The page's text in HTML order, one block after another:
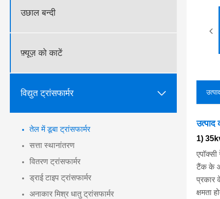
उछाल बन्दी
फ़्यूज़ को काटें
विद्युत ट्रांसफार्मर 
तेल में डूबा ट्रांसफार्मर
सत्ता स्थानांतरण
वितरण ट्रांसफार्मर
ड्राई टाइप ट्रांसफार्मर
अनाकार मिश्र धातु ट्रांसफार्मर
उत्पाद
1)
टैंक के
प्रकार
क्षमता